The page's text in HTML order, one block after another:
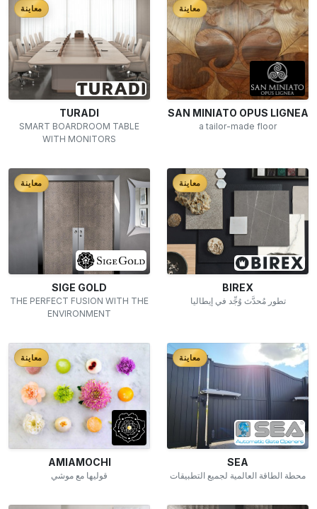
معاينة
TURADI
SMART BOARDROOM TABLE
WITH MONITORS
معاينة
SAN MINIATO OPUS LIGNEA
a tailor-made floor
معاينة
SIGE GOLD
THE PERFECT FUSION WITH THE
ENVIRONMENT
معاينة
BIREX
تطور مُحدَّث وُجِّد في إيطاليا
معاينة
AMIAMOCHI
قوليها مع موشي
معاينة
SEA
محطة الطاقة العالمية لجميع التطبيقات